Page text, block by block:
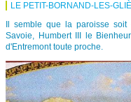
LE PETIT-BORNAND-LES-
Il semble que la paroisse
Savoie, Humbert III le
d'Entremont toute proche.